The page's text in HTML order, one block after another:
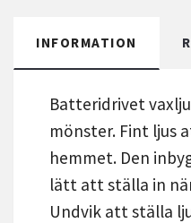
INFORMATION
Batteridrivet
mönster. Fint ljus
hemmet. Den
lätt att ställa in
Undvik att ställa